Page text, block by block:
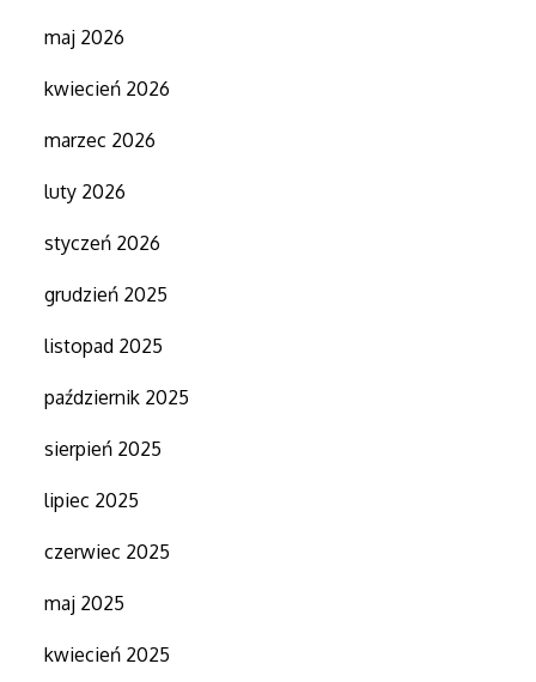
maj 2026
kwiecień 2026
marzec 2026
luty 2026
styczeń 2026
grudzień 2025
listopad 2025
październik 2025
sierpień 2025
lipiec 2025
czerwiec 2025
maj 2025
kwiecień 2025